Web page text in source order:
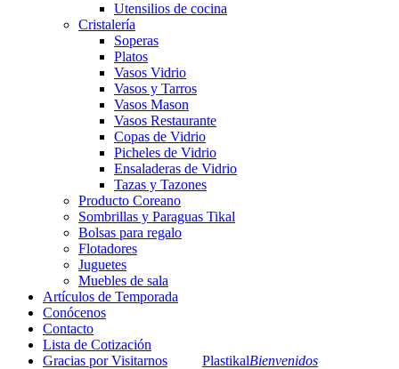
Utensilios de cocina
Cristalería
Soperas
Platos
Vasos Vidrio
Vasos y Tarros
Vasos Mason
Vasos Restaurante
Copas de Vidrio
Picheles de Vidrio
Ensaladeras de Vidrio
Tazas y Tazones
Producto Coreano
Sombrillas y Paraguas Tikal
Bolsas para regalo
Flotadores
Juguetes
Muebles de sala
Artículos de Temporada
Conócenos
Contacto
Lista de Cotización
Gracias por Visitarnos
PlastikalBienvenidos